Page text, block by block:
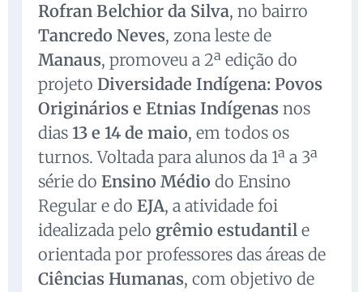
Rofran Belchior da Silva, no bairro
Tancredo Neves, zona leste de
Manaus, promoveu a 2ª edição do
projeto Diversidade Indígena: Povos
Originários e Etnias Indígenas nos
dias 13 e 14 de maio, em todos os
turnos. Voltada para alunos da 1ª a 3ª
série do Ensino Médio do Ensino
Regular e do EJA, a atividade foi
idealizada pelo grêmio estudantil e
orientada por professores das áreas de
Ciências Humanas, com objetivo de